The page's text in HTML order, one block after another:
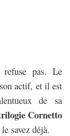
pas. Le
actif, et il est
de sa
Cornetto
savez déjà.